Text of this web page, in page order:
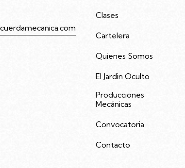
Clases
Cartelera
Quienes Somos
El Jardin Oculto
Producciones
Mecánicas
Convocatoria
Contacto